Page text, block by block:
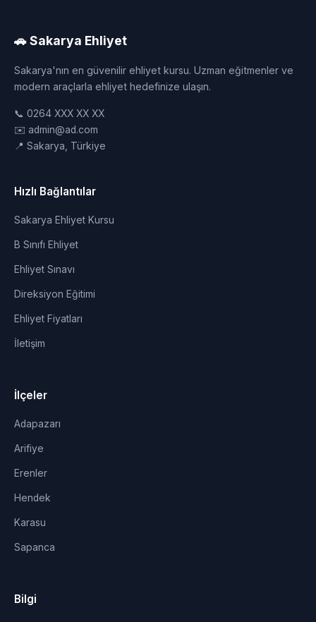
🚗 Sakarya Ehliyet
Sakarya'nın en güvenilir ehliyet kursu. Uzman eğitmenler ve
modern araçlarla ehliyet hedefinize ulaşın.
📞 0264 XXX XX XX
✉️ admin@ad.com
📍 Sakarya, Türkiye
Hızlı Bağlantılar
Sakarya Ehliyet Kursu
B Sınıfı Ehliyet
Ehliyet Sınavı
Direksiyon Eğitimi
Ehliyet Fiyatları
İletişim
İlçeler
Adapazarı
Arifiye
Erenler
Hendek
Karasu
Sapanca
Bilgi